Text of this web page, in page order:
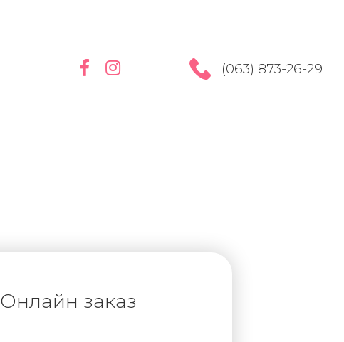
(063) 873-26-29
Онлайн заказ